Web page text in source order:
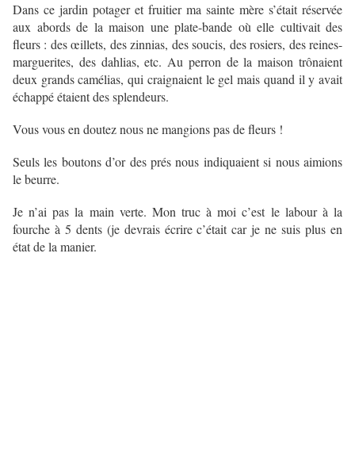
Dans ce jardin potager et fruitier ma sainte mère s’était réservée
aux abords de la maison une plate-bande où elle cultivait des
fleurs : des œillets, des zinnias, des soucis, des rosiers, des reines-
marguerites, des dahlias, etc. Au perron de la maison trônaient
deux grands camélias, qui craignaient le gel mais quand il y avait
échappé étaient des splendeurs.
Vous vous en doutez nous ne mangions pas de fleurs !
Seuls les boutons d’or des prés nous indiquaient si nous aimions
le beurre.
Je n’ai pas la main verte. Mon truc à moi c’est le labour à la
fourche à 5 dents (je devrais écrire c’était car je ne suis plus en
état de la manier.